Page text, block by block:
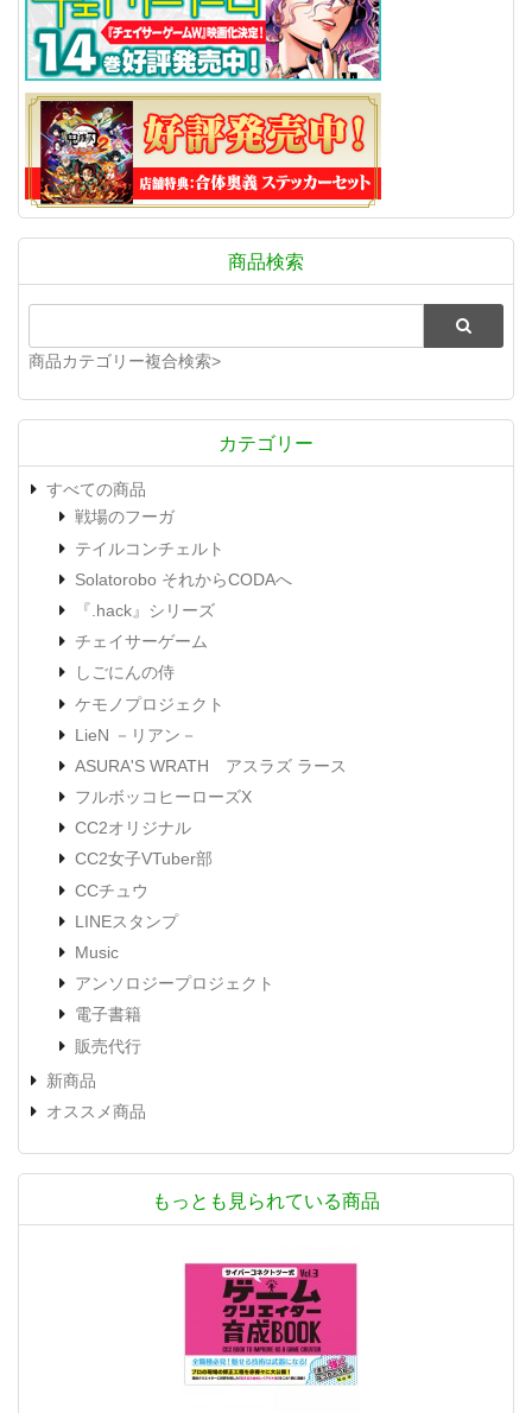
商品検索
商品カテゴリー複合検索>
カテゴリー
すべての商品
戦場のフーガ
テイルコンチェルト
Solatorobo それからCODAへ
『.hack』シリーズ
チェイサーゲーム
しごにんの侍
ケモノプロジェクト
LieN －リアン－
ASURA'S WRATH アスラズ ラース
フルボッコヒーローズX
CC2オリジナル
CC2女子VTuber部
CCチュウ
LINEスタンプ
Music
アンソロジープロジェクト
電子書籍
販売代行
新商品
オススメ商品
もっとも見られている商品